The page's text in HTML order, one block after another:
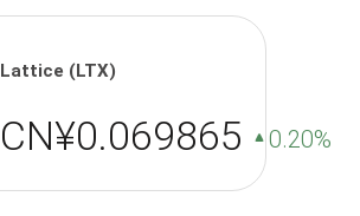
Lattice (LTX)
CN¥0.069865 0.20%